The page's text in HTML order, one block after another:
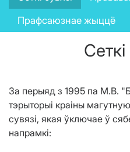
Прафсаюзнае жыццё
Сеткі
За перыяд з 1995 па М.В.
тэрыторыі краіны
сувязі, якая ўключае ў
напрамкі: